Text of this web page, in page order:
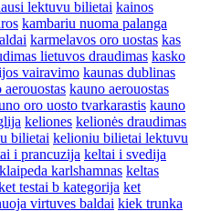
lektuvu bilietai kainos
kambariu nuoma palanga
karmelavos oro uostas kas
lietuvos draudimas kasko
vairavimo kaunas dublinas
aerouostas kauno aerouostas
oro uosto tvarkarastis kauno
keliones kelionės draudimas
bilietai kelioniu bilietai lektuvu
i prancuzija keltai i svedija
karlshamnas keltas
testai b kategorija ket
virtuves baldai kiek trunka